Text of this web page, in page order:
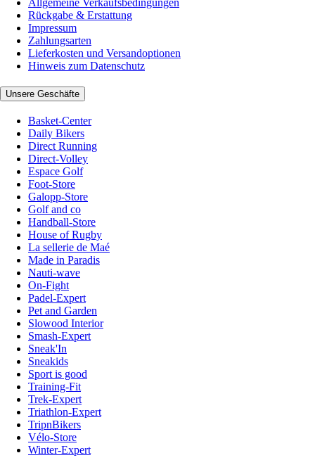
Rückgabe & Erstattung
Impressum
Zahlungsarten
Lieferkosten und Versandoptionen
Hinweis zum Datenschutz
Unsere Geschäfte
Basket-Center
Daily Bikers
Direct Running
Direct-Volley
Espace Golf
Foot-Store
Galopp-Store
Golf and co
Handball-Store
House of Rugby
La sellerie de Maé
Made in Paradis
Nauti-wave
On-Fight
Padel-Expert
Pet and Garden
Slowood Interior
Smash-Expert
Sneak'In
Sneakids
Sport is good
Training-Fit
Trek-Expert
Triathlon-Expert
TripnBikers
Vélo-Store
Winter-Expert